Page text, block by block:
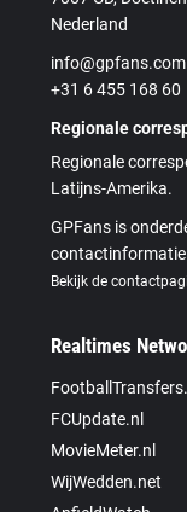
Nederland
info@gpfans.com
+31 6 455 168 60
Regionale
Regionale
Latijns-Amerika.
GPFans is
Bekijk de
Realtimes
FCUpdate.nl
MovieMeter.nl
WijWedden.net